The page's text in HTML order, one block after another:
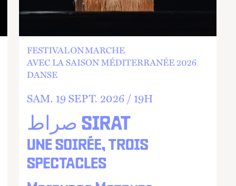
صراط SIRAT
UNE SOIRÉE, TROIS
SPECTACLES
FESTIVAL ON MARCHE
AVEC LA SAISON MÉDITERRANÉE 2026
DANSE
SAM. 19 SEPT. 2026 /19H